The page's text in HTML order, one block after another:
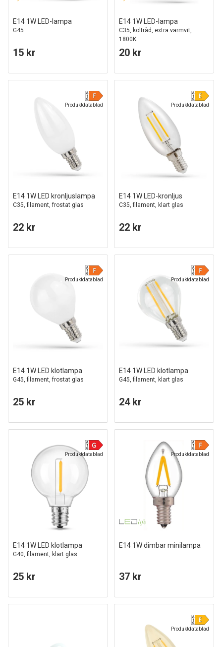
E14 1W LED-lampa
G45
15 kr
E14 1W LED-lampa
C35, koltråd, extra varmvit,
1800K
20 kr
Produktdatablad
E14 1W LED kronljuslampa
C35, filament, frostat glas
22 kr
Produktdatablad
E14 1W LED-kronljus
C35, filament, klart glas
22 kr
Produktdatablad
E14 1W LED klotlampa
G45, filament, frostat glas
25 kr
Produktdatablad
E14 1W LED klotlampa
G45, filament, klart glas
24 kr
Produktdatablad
E14 1W LED klotlampa
G40, filament, klart glas
25 kr
Produktdatablad
E14 1W dimbar minilampa
37 kr
Produktdatablad